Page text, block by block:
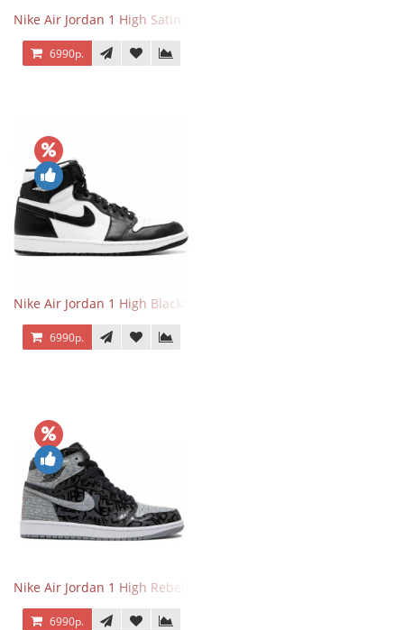
Nike Air Jordan 1 High Satin Black Toe
6990р.
Nike Air Jordan 1 High Black/White
6990р.
Nike Air Jordan 1 High Rebellionaire
6990р.